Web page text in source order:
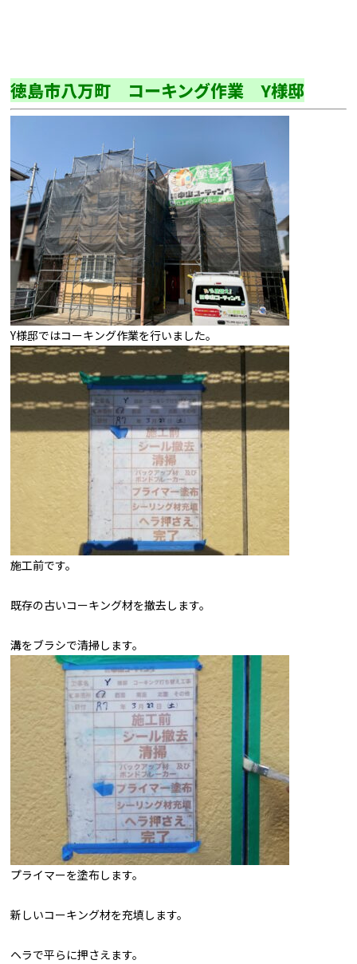
徳島市八万町 コーキング作業 Y様邸
Y様邸ではコーキング作業を行いました。
施工前です。
既存の古いコーキング材を撤去します。
溝をブラシで清掃します。
プライマーを塗布します。
新しいコーキング材を充填します。
ヘラで平らに押さえます。